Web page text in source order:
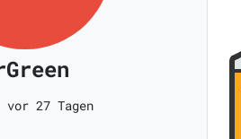
27 Tagen